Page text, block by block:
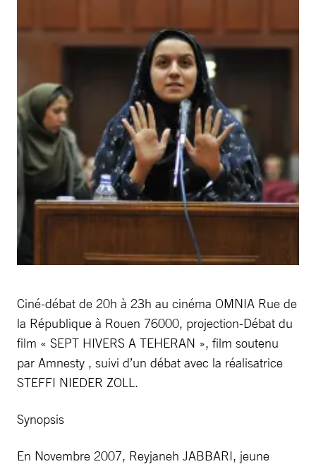
Ciné-débat de 20h à 23h au cinéma OMNIA Rue de
la République à Rouen 76000, projection-Débat du
film « SEPT HIVERS A TEHERAN », film soutenu
par Amnesty , suivi d’un débat avec la réalisatrice
STEFFI NIEDER ZOLL.
Synopsis
En Novembre 2007, Reyjaneh JABBARI, jeune